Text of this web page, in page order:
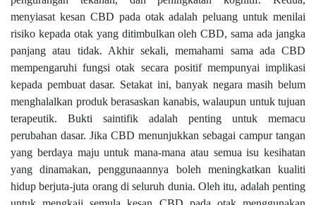
menyiasat kesan CBD pada otak adalah peluang untuk menilai
risiko kepada otak yang ditimbulkan oleh CBD, sama ada jangka
panjang atau tidak. Akhir sekali, memahami sama ada CBD
mempengaruhi fungsi otak secara positif mempunyai implikasi
kepada pembuat dasar. Setakat ini, banyak negara masih belum
menghalalkan produk berasaskan kanabis, walaupun untuk tujuan
terapeutik. Bukti saintifik adalah penting untuk memacu
perubahan dasar. Jika CBD menunjukkan sebagai campur tangan
yang berdaya maju untuk mana-mana atau semua isu kesihatan
yang dinamakan, penggunaannya boleh meningkatkan kualiti
hidup berjuta-juta orang di seluruh dunia. Oleh itu, adalah penting